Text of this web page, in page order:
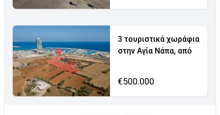
3 τουριστικά χωράφια
στην Αγία Νάπα, από
€500.000